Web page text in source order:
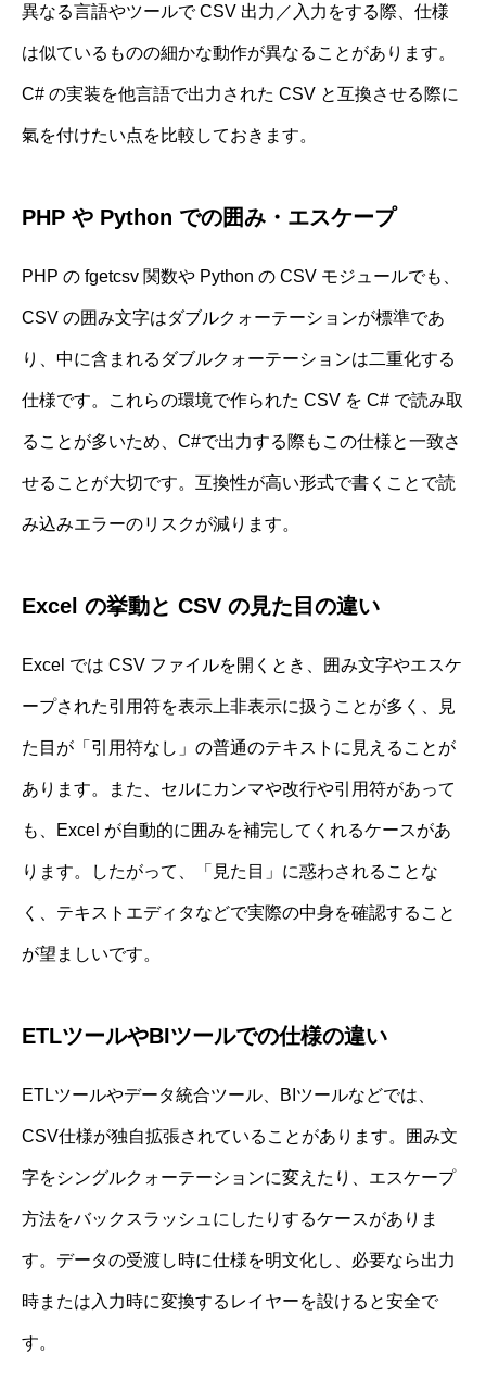
異なる言語やツールで CSV 出力／入力をする際、仕様
は似ているものの細かな動作が異なることがあります。
C# の実装を他言語で出力された CSV と互換させる際に
氣を付けたい点を比較しておきます。
PHP や Python での囲み・エスケープ
PHP の fgetcsv 関数や Python の CSV モジュールでも、
CSV の囲み文字はダブルクォーテーションが標準であ
り、中に含まれるダブルクォーテーションは二重化する
仕様です。これらの環境で作られた CSV を C# で読み取
ることが多いため、C#で出力する際もこの仕様と一致さ
せることが大切です。互換性が高い形式で書くことで読
み込みエラーのリスクが減ります。
Excel の挙動と CSV の見た目の違い
Excel では CSV ファイルを開くとき、囲み文字やエスケ
ープされた引用符を表示上非表示に扱うことが多く、見
た目が「引用符なし」の普通のテキストに見えることが
あります。また、セルにカンマや改行や引用符があって
も、Excel が自動的に囲みを補完してくれるケースがあ
ります。したがって、「見た目」に惑わされることな
く、テキストエディタなどで実際の中身を確認すること
が望ましいです。
ETLツールやBIツールでの仕様の違い
ETLツールやデータ統合ツール、BIツールなどでは、
CSV仕様が独自拡張されていることがあります。囲み文
字をシングルクォーテーションに変えたり、エスケープ
方法をバックスラッシュにしたりするケースがありま
す。データの受渡し時に仕様を明文化し、必要なら出力
時または入力時に変換するレイヤーを設けると安全で
す。